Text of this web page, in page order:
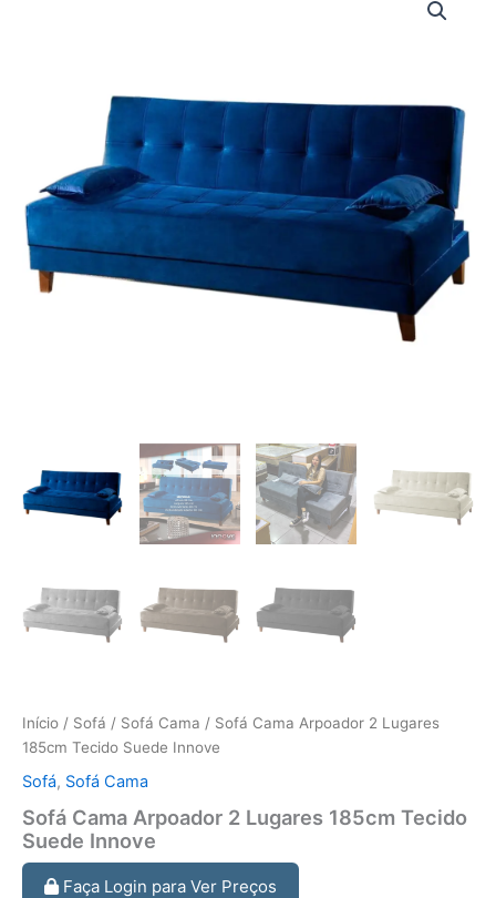
Início / Sofá / Sofá Cama / Sofá Cama Arpoador 2 Lugares
185cm Tecido Suede Innove
Sofá, Sofá Cama
Sofá Cama Arpoador 2 Lugares 185cm Tecido
Suede Innove
Faça Login para Ver Preços